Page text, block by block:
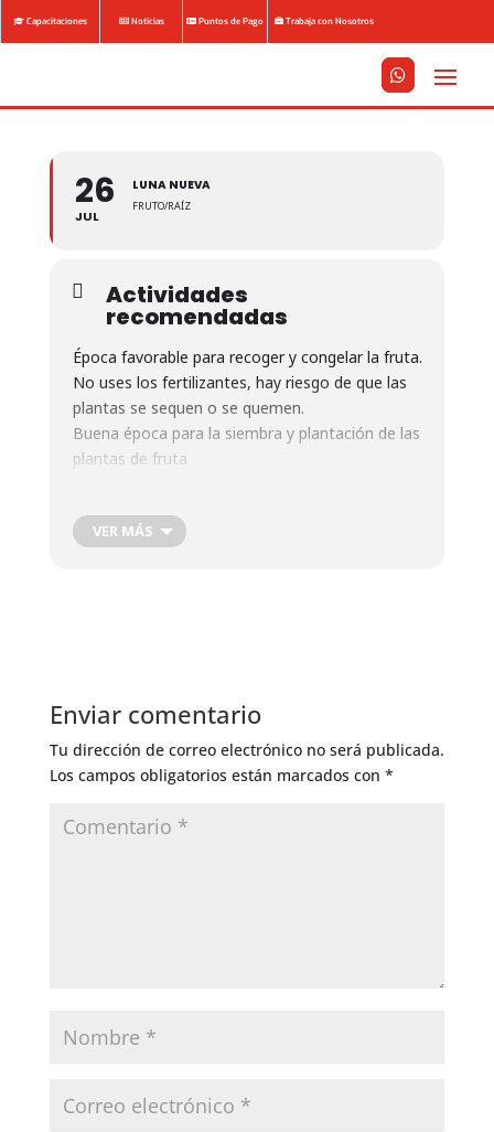
Capacitaciones Noticias Puntos de Pago Trabaja con Nosotros



26
JUL
LUNA NUEVA
FRUTO/RAÍZ
Actividades
recomendadas
Época favorable para recoger y congelar la fruta.
No uses los fertilizantes, hay riesgo de que las
plantas se sequen o se quemen.
Buena época para la siembra y plantación de las
plantas de fruta
VER MÁS
Enviar comentario
Tu dirección de correo electrónico no será publicada.
Los campos obligatorios están marcados con *